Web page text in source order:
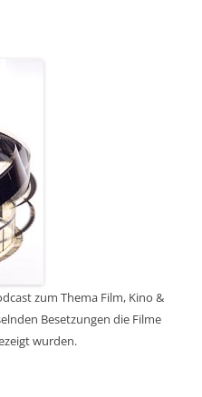
zum Thema Film, Kino &
Besetzungen die Filme
wurden.